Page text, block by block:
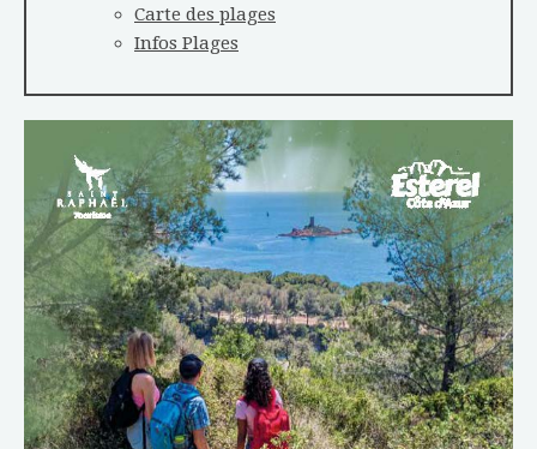
Carte des plages
Infos Plages